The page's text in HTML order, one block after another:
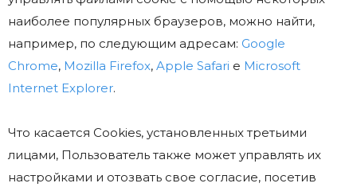
наиболее популярных браузеров, можно найти,
например, по следующим адресам: Google
Chrome, Mozilla Firefox, Apple Safari e Microsoft
Internet Explorer.
Что касается Cookies, установленных третьими
лицами, Пользователь также может управлять их
настройками и отозвать свое согласие, посетив